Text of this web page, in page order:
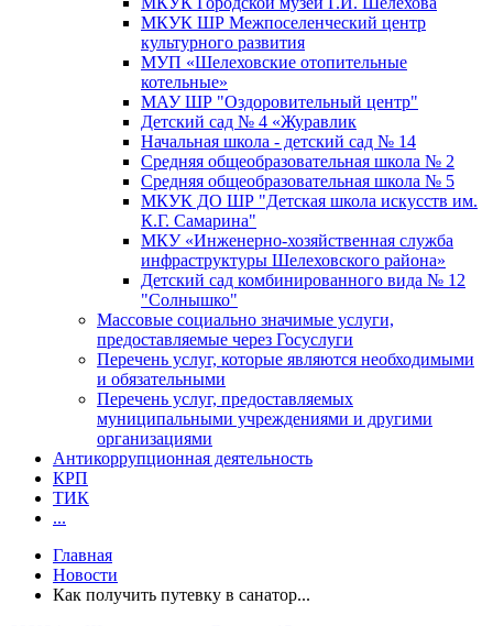
МКУК ШР Межпоселенческий центр
культурного развития
МУП «Шелеховские отопительные
котельные»
МАУ ШР "Оздоровительный центр"
Детский сад № 4 «Журавлик
Начальная школа - детский сад № 14
Средняя общеобразовательная школа № 2
Средняя общеобразовательная школа № 5
МКУК ДО ШР "Детская школа искусств им.
К.Г. Самарина"
МКУ «Инженерно-хозяйственная служба
инфраструктуры Шелеховского района»
Детский сад комбинированного вида № 12
"Солнышко"
Массовые социально значимые услуги,
предоставляемые через Госуслуги
Перечень услуг, которые являются необходимыми
и обязательными
Перечень услуг, предоставляемых
муниципальными учреждениями и другими
организациями
Антикоррупционная деятельность
КРП
ТИК
...
Главная
Новости
Как получить путевку в санатор...